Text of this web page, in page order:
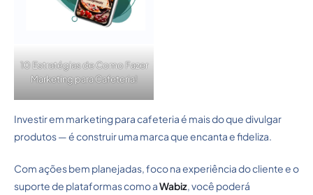
10 Estratégias de Como Fazer
Marketing para Cafeteria!
Investir em marketing para cafeteria é mais do que divulgar
produtos — é construir uma marca que encanta e fideliza.
Com ações bem planejadas, foco na experiência do cliente e o
suporte de plataformas como aWabiz, você poderá